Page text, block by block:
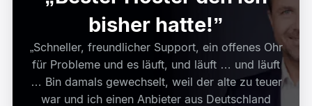
bisher hatte!”
„Schneller, freundlicher Support, ein offenes Ohr
für Probleme und es läuft, und läuft … und läuft
… Bin damals gewechselt, weil der alte zu teuer
war und ich einen Anbieter aus Deutschland